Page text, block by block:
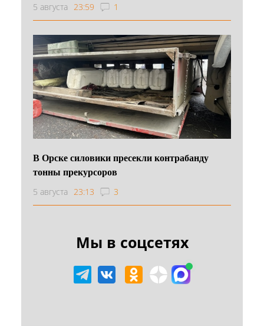
5 августа 23:59 1
В Орске силовики пресекли контрабанду
тонны прекурсоров
5 августа 23:13 3
Мы в соцсетях